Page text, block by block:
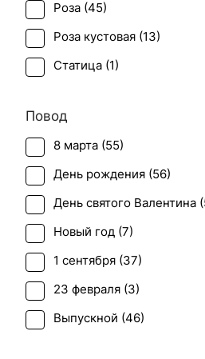
Роза (45)
Роза кустовая (13)
Статица (1)
Фрезия (
Хризантема (
Повод
8 марта (55)
День рождения (56)
День святого Валентина (
Новый год (7)
1 сентября (37)
23 февраля (3)
Выпускной (46)